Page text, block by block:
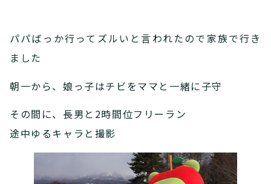
パパばっか行ってズルいと言われたので家族で行き
ました
朝一から、娘っ子はチビをママと一緒に子守
その間に、長男と2時間位フリーラン
途中ゆるキャラと撮影